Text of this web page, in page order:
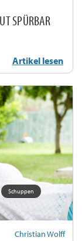
SPÜRBAR
Artikel lesen
Schuppen
Christian Wolff